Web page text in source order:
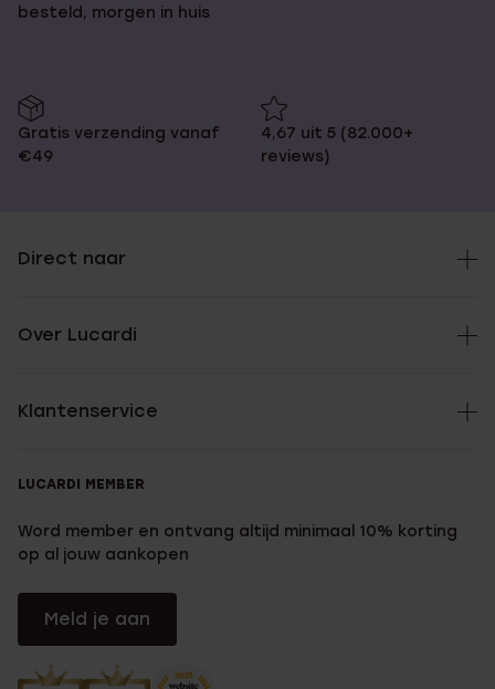
besteld, morgen in huis
Gratis verzending vanaf
€49
4,67 uit 5 (82.000+
reviews)
Direct naar
Over Lucardi
Klantenservice
LUCARDI MEMBER
Word member en ontvang altijd minimaal 10% korting
op al jouw aankopen
Meld je aan